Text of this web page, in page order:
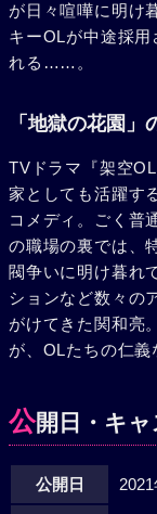
が日々喧嘩に明け
キーOLが中途採
れる……。
「地獄の花園」
TVドラマ『架空
家としても活躍す
コメディ。ごく普
の職場の裏では、
閥争いに明け暮れ
ションなど数々の
がけてきた関和亮
が、OLたちの仁義
公開日・キ
公開日